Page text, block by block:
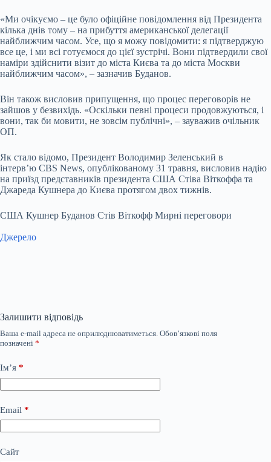
«Ми очікуємо – це було офіційне повідомлення від Президента
кілька днів тому – на прибуття американської делегації
найближчим часом. Усе, що я можу повідомити: я підтверджую
все це, і ми всі готуємося до цієї зустрічі. Вони підтвердили свої
наміри здійснити візит до міста Києва та до міста Москви
найближчим часом», – зазначив Буданов.
Він також висловив припущення, що процес переговорів не
зайшов у безвихідь. «Оскільки певні процеси продовжуються, і
вони, так би мовити, не зовсім публічні», – зауважив очільник
ОП.
Як стало відомо, Президент Володимир Зеленський в
інтерв’ю CBS News, опублікованому 31 травня, висловив надію
на приїзд представників президента США Стіва Віткоффа та
Джареда Кушнера до Києва протягом двох тижнів.
США Кушнер Буданов Стів Віткофф Мирні переговори
Джерело
Залишити відповідь
Ваша e-mail адреса не оприлюднюватиметься. Обов’язкові поля
позначені *
Ім’я *
Email *
Сайт